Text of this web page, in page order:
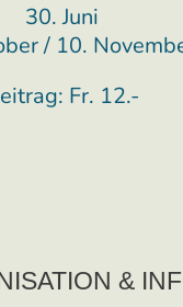
30. Juni
/ 10.
Fr. 12.-
&